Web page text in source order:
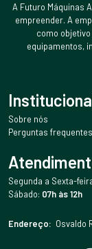
A Futuro Máquinas Agrícolas nasceu da vontade dos seus fundadores de
empreender. A
como
equipamentos,
Sobre nós
Perguntas frequentes
Segunda a Sexta-
Sábado: 07h às 12h
Endereço: Osvaldo